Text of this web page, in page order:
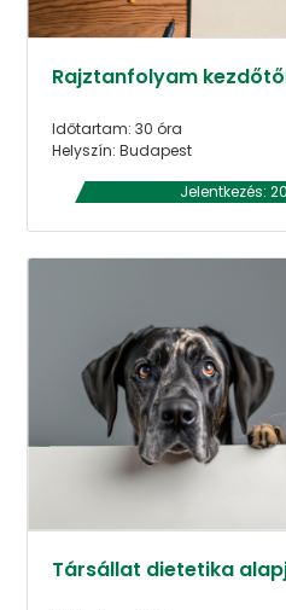
Rajztanfolyam
Időtartam: 30 óra
Helyszín: Budapest
Jelentkezés:
Társállat dietetika